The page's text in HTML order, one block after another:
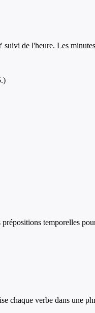
de l'heure. Les
temporelles
chaque verbe dans une